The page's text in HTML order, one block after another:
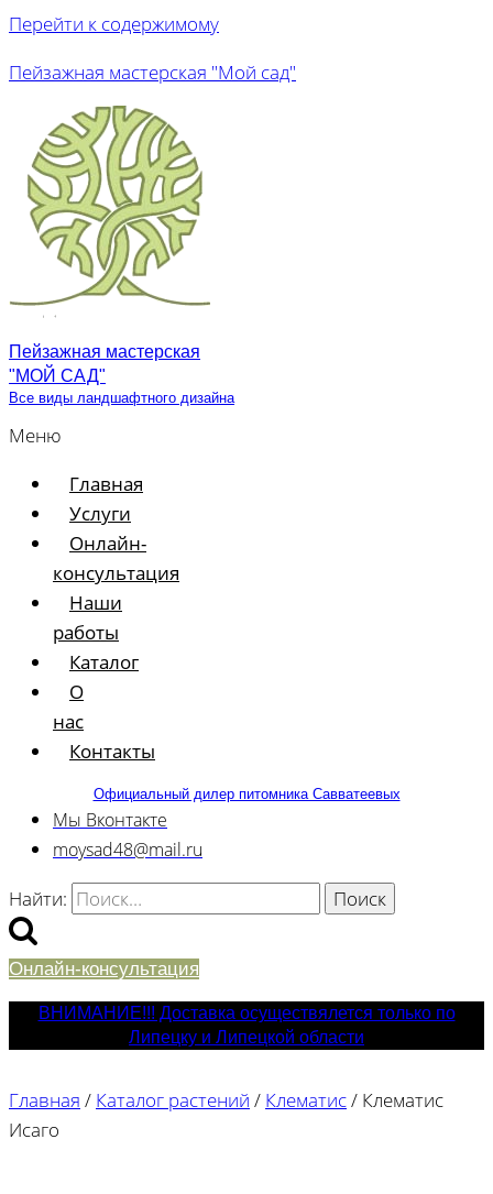
Перейти к содержимому
Пейзажная мастерская "Мой сад"
Пейзажная мастерская
"МОЙ САД"
Все виды ландшафтного дизайна
Меню
Главная
Услуги
Онлайн-
консультация
Наши
работы
Каталог
О
нас
Контакты
Официальный дилер питомника Савватеевых
Мы Вконтакте
moysad48@mail.ru
Найти:
Онлайн-консультация
ВНИМАНИЕ!!! Доставка осуществялется только по
Липецку и Липецкой области
Главная / Каталог растений / Клематис/ Клематис
Исаго